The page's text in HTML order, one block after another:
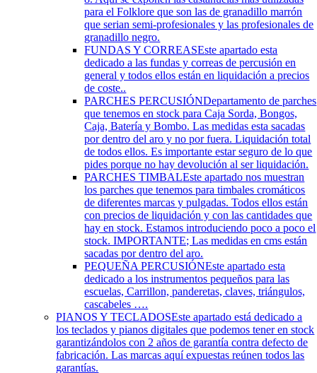
para el Folklore que son las de granadillo marrón
que serian semi-profesionales y las profesionales de
granadillo negro.
FUNDAS Y CORREASEste apartado esta
dedicado a las fundas y correas de percusión en
general y todos ellos están en liquidación a precios
de coste..
PARCHES PERCUSIÓNDepartamento de parches
que tenemos en stock para Caja Sorda, Bongos,
Caja, Batería y Bombo. Las medidas esta sacadas
por dentro del aro y no por fuera. Liquidación total
de todos ellos. Es importante estar seguro de lo que
pides porque no hay devolución al ser liquidación.
PARCHES TIMBALEste apartado nos muestran
los parches que tenemos para timbales cromáticos
de diferentes marcas y pulgadas. Todos ellos están
con precios de liquidación y con las cantidades que
hay en stock. Estamos introduciendo poco a poco el
stock. IMPORTANTE; Las medidas en cms están
sacadas por dentro del aro.
PEQUEÑA PERCUSIÓNEste apartado esta
dedicado a los instrumentos pequeños para las
escuelas, Carrillon, panderetas, claves, triángulos,
cascabeles ….
PIANOS Y TECLADOSEste apartado está dedicado a
los teclados y pianos digitales que podemos tener en stock
garantizándolos con 2 años de garantía contra defecto de
fabricación. Las marcas aquí expuestas reúnen todos las
garantías.